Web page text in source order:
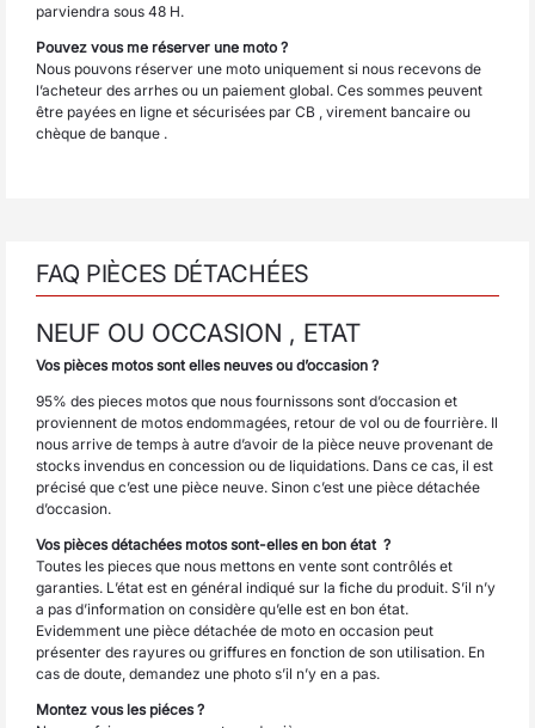
parviendra sous 48 H.
Pouvez vous me réserver une moto ?
Nous pouvons réserver une moto uniquement si nous recevons de
l’acheteur des arrhes ou un paiement global. Ces sommes peuvent
être payées en ligne et sécurisées par CB , virement bancaire ou
chèque de banque .
FAQ PIÈCES DÉTACHÉES
NEUF OU OCCASION , ETAT
Vos pièces motos sont elles neuves ou d’occasion ?
95% des pieces motos que nous fournissons sont d’occasion et
proviennent de motos endommagées, retour de vol ou de fourrière. Il
nous arrive de temps à autre d’avoir de la pièce neuve provenant de
stocks invendus en concession ou de liquidations. Dans ce cas, il est
précisé que c’est une pièce neuve. Sinon c’est une pièce détachée
d’occasion.
Vos pièces détachées motos sont-elles en bon état ?
Toutes les pieces que nous mettons en vente sont contrôlés et
garanties. L’état est en général indiqué sur la fiche du produit. S’il n’y
a pas d’information on considère qu’elle est en bon état.
Evidemment une pièce détachée de moto en occasion peut
présenter des rayures ou griffures en fonction de son utilisation. En
cas de doute, demandez une photo s’il n’y en a pas.
Montez vous les piéces ?